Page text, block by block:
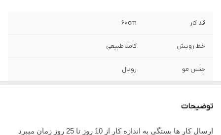
قد کار ۶۰cm
خط رویش کاملا طبیعی
جنس مو رویال
توضیحات
ارسال کار ها بستگی به اندازه کار از 10 روز تا 25 روز زمان میبرد